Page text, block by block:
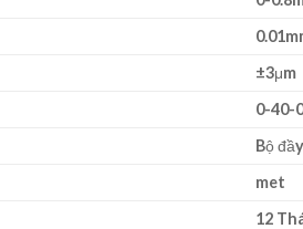
±3μm
0-40-
Bộ
met
12